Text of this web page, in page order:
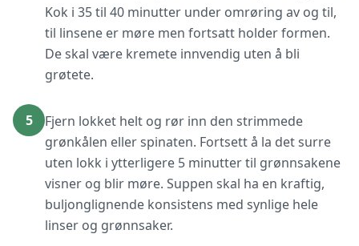
Kok i 35 til 40 minutter under omrøring av og til,
til linsene er møre men fortsatt holder formen.
De skal være kremete innvendig uten å bli
grøtete.
5
Fjern lokket helt og rør inn den strimmede
grønkålen eller spinaten. Fortsett å la det surre
uten lokk i ytterligere 5 minutter til grønnsakene
visner og blir møre. Suppen skal ha en kraftig,
buljonglignende konsistens med synlige hele
linser og grønnsaker.